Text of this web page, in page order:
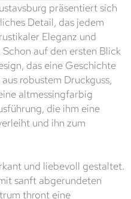
präsentiert sich
Detail, das jedem
Eleganz und
auf den ersten Blick
das eine Geschichte
robustem Druckguss,
altmessingfarbig
die ihm eine
und ihn zum
und liebevoll gestaltet.
sanft abgerundeten
thront eine